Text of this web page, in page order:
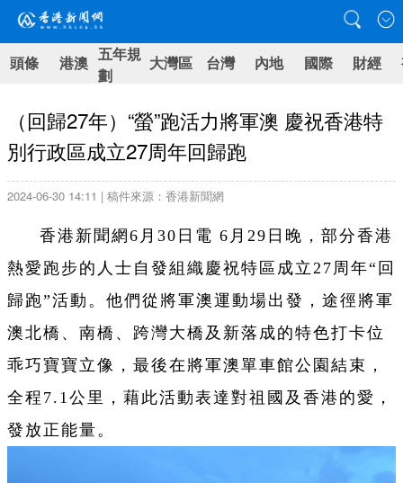
頭條 港澳 五年規
劃
大灣區 台灣 內地 國際 財經
（回歸27年）“螢”跑活力將軍澳 慶祝香港特
別行政區成立27周年回歸跑
2024-06-30 14:11 | 稿件來源：香港新聞網
香港新聞網6月30日電 6月29日晚，部分香港
熱愛跑步的人士自發組織慶祝特區成立27周年“回
歸跑”活動。他們從將軍澳運動場出發，途徑將軍
澳北橋、南橋、跨灣大橋及新落成的特色打卡位
乖巧寶寶立像，最後在將軍澳單車館公園結束，
全程7.1公里，藉此活動表達對祖國及香港的愛，
發放正能量。